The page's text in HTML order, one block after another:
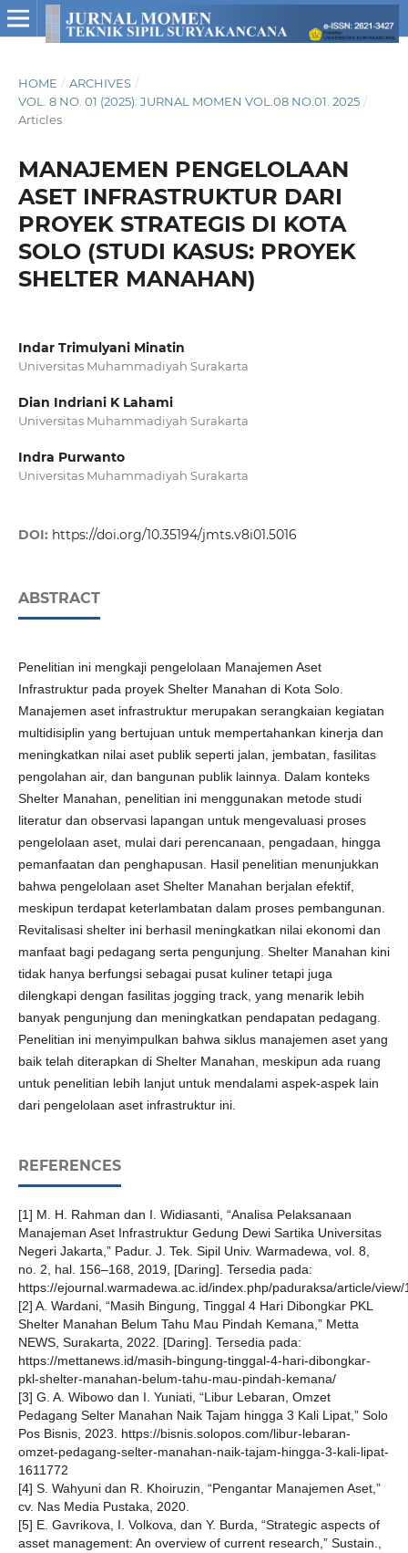
HOME / ARCHIVES /
VOL. 8 NO. 01 (2025): JURNAL MOMEN VOL.08 NO.01. 2025 /
Articles
MANAJEMEN PENGELOLAAN
ASET INFRASTRUKTUR DARI
PROYEK STRATEGIS DI KOTA
SOLO (STUDI KASUS: PROYEK
SHELTER MANAHAN)
Indar Trimulyani Minatin
Universitas Muhammadiyah Surakarta
Dian Indriani K Lahami
Universitas Muhammadiyah Surakarta
Indra Purwanto
Universitas Muhammadiyah Surakarta
DOI: https://doi.org/10.35194/jmts.v8i01.5016
ABSTRACT
Penelitian ini mengkaji pengelolaan Manajemen Aset
Infrastruktur pada proyek Shelter Manahan di Kota Solo.
Manajemen aset infrastruktur merupakan serangkaian kegiatan
multidisiplin yang bertujuan untuk mempertahankan kinerja dan
meningkatkan nilai aset publik seperti jalan, jembatan, fasilitas
pengolahan air, dan bangunan publik lainnya. Dalam konteks
Shelter Manahan, penelitian ini menggunakan metode studi
literatur dan observasi lapangan untuk mengevaluasi proses
pengelolaan aset, mulai dari perencanaan, pengadaan, hingga
pemanfaatan dan penghapusan. Hasil penelitian menunjukkan
bahwa pengelolaan aset Shelter Manahan berjalan efektif,
meskipun terdapat keterlambatan dalam proses pembangunan.
Revitalisasi shelter ini berhasil meningkatkan nilai ekonomi dan
manfaat bagi pedagang serta pengunjung. Shelter Manahan kini
tidak hanya berfungsi sebagai pusat kuliner tetapi juga
dilengkapi dengan fasilitas jogging track, yang menarik lebih
banyak pengunjung dan meningkatkan pendapatan pedagang.
Penelitian ini menyimpulkan bahwa siklus manajemen aset yang
baik telah diterapkan di Shelter Manahan, meskipun ada ruang
untuk penelitian lebih lanjut untuk mendalami aspek-aspek lain
dari pengelolaan aset infrastruktur ini.
REFERENCES
[1] M. H. Rahman dan I. Widiasanti, “Analisa Pelaksanaan
Manajeman Aset Infrastruktur Gedung Dewi Sartika Universitas
Negeri Jakarta,” Padur. J. Tek. Sipil Univ. Warmadewa, vol. 8,
no. 2, hal. 156–168, 2019, [Daring]. Tersedia pada:
https://ejournal.warmadewa.ac.id/index.php/paduraksa/article/
[2] A. Wardani, “Masih Bingung, Tinggal 4 Hari Dibongkar PKL
Shelter Manahan Belum Tahu Mau Pindah Kemana,” Metta
NEWS, Surakarta, 2022. [Daring]. Tersedia pada:
https://mettanews.id/masih-bingung-tinggal-4-hari-dibongkar-
pkl-shelter-manahan-belum-tahu-mau-pindah-kemana/
[3] G. A. Wibowo dan I. Yuniati, “Libur Lebaran, Omzet
Pedagang Selter Manahan Naik Tajam hingga 3 Kali Lipat,” Solo
Pos Bisnis, 2023. https://bisnis.solopos.com/libur-lebaran-
omzet-pedagang-selter-manahan-naik-tajam-hingga-3-kali-lipat-
1611772
[4] S. Wahyuni dan R. Khoiruzin, “Pengantar Manajemen Aset,”
cv. Nas Media Pustaka, 2020.
[5] E. Gavrikova, I. Volkova, dan Y. Burda, “Strategic aspects of
asset management: An overview of current research,” Sustain.,